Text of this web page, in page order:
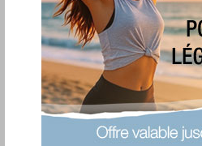
Je veux seulement vous dire
j'essaie de répondre à mes
com même si je ne suis pas
qu'elles ne m'en voudront pas.
En vieillissant on a moins de
évènements !!!!!!
Bonne fin de dimanche, bisous